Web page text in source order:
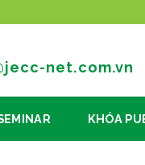
net.com.vn
KHÓA